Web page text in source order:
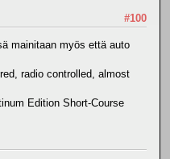
#100
mainitaan myös että auto
radio controlled, almost
Edition Short-Course